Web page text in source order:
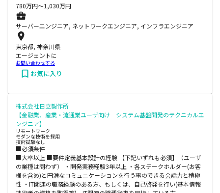
780万円〜1,030万円
サーバーエンジニア, ネットワークエンジニア, インフラエンジニア
東京都, 神奈川県
エージェントに
お問い合わせする
お気に入り
株式会社日立製作所
【金融業、産業・流通業ユーザ向け システム基盤開発のテクニカルエ
ンジニア】
リモートワーク
モダンな技術を採用
技術試験なし
■必須条件
■大卒以上 ■要件定義基本設計の経験 【下記いずれも必須】（ユーザ
の業種は問わず） ・開発実務経験3年以上 ・各ステークホルダー(お客
様を含め)と円滑なコミュニケーションを行う事のできる会話力と積極
性 ・IT関連の職務経験のある方、もしくは、自己啓発を行い(基本情報